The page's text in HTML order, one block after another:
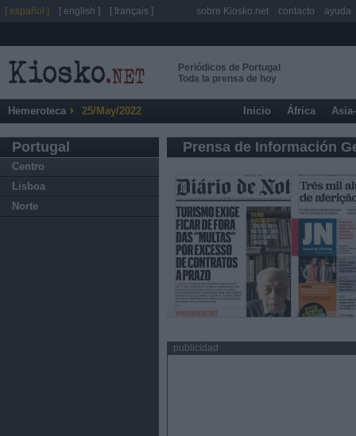
Periódicos de Portugal
Toda la prensa de hoy
Hemeroteca 25/May/2022 Inicio África
Portugal
Centro
Lisboa
Norte
Prensa de Información
publicidad
[ español ] [ english ] [ français ] sobre Kiosko.net contacto ayuda